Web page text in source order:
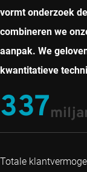
vormt onderzoek
combineren we
aanpak. We
kwantitatieve
337
Totale